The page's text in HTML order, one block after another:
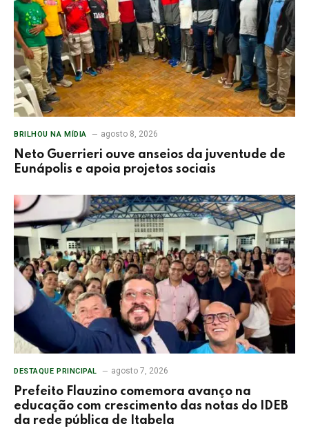
BRILHOU NA MÍDIA agosto 8, 2026
Neto Guerrieri ouve anseios da juventude de
Eunápolis e apoia projetos sociais
DESTAQUE PRINCIPAL agosto 7, 2026
Prefeito Flauzino comemora avanço na
educação com crescimento das notas do IDEB
da rede pública de Itabela